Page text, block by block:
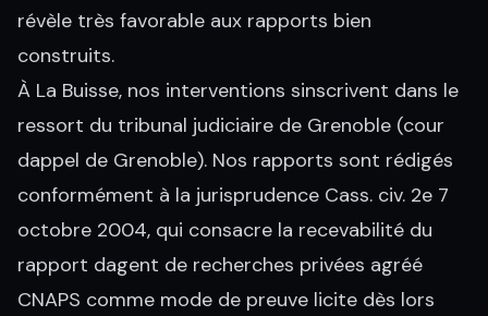
révèle très favorable aux rapports bien
construits.
À La Buisse, nos interventions sinscrivent dans le
ressort du tribunal judiciaire de Grenoble (cour
dappel de Grenoble). Nos rapports sont rédigés
conformément à la jurisprudence Cass. civ. 2e 7
octobre 2004, qui consacre la recevabilité du
rapport dagent de recherches privées agréé
CNAPS comme mode de preuve licite dès lors